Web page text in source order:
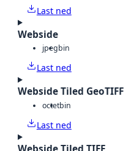
Last ned
Webside
jpegbin
Last ned
Webside Tiled GeoTIFF
octetbin
Last ned